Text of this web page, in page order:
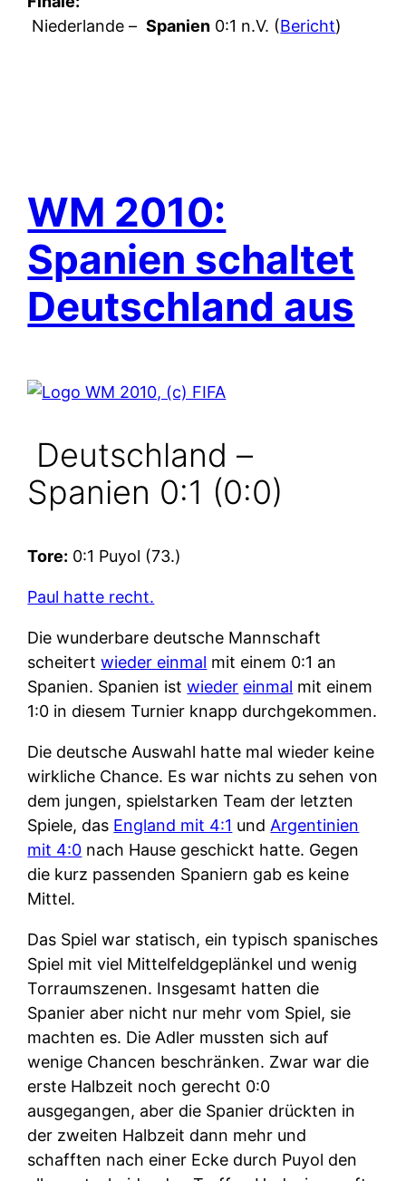
Niederlande – Spanien 0:1 n.V. (Bericht)
WM 2010:
Spanien schaltet
Deutschland aus
Deutschland –
Spanien 0:1 (0:0)
Tore: 0:1 Puyol (73.)
Paul hatte recht.
Die wunderbare deutsche Mannschaft
scheitertwieder einmal mit einem 0:1 an
Spanien. Spanien istwieder einmal mit einem
1:0 in diesem Turnier knapp durchgekommen.
Die deutsche Auswahl hatte mal wieder keine
wirkliche Chance. Es war nichts zu sehen von
dem jungen, spielstarken Team der letzten
Spiele, das England mit 4:1 und Argentinien
mit 4:0 nach Hause geschickt hatte. Gegen
die kurz passenden Spaniern gab es keine
Mittel.
Das Spiel war statisch, ein typisch spanisches
Spiel mit viel Mittelfeldgeplänkel und wenig
Torraumszenen. Insgesamt hatten die
Spanier aber nicht nur mehr vom Spiel, sie
machten es. Die Adler mussten sich auf
wenige Chancen beschränken. Zwar war die
erste Halbzeit noch gerecht 0:0
ausgegangen, aber die Spanier drückten in
der zweiten Halbzeit dann mehr und
schafften nach einer Ecke durch Puyol den